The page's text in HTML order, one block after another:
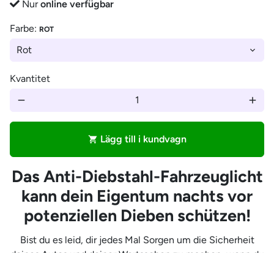
Nuronline verfügbar
Farbe: ROT
Kvantitet
remove add
shopping_cart Lägg till i kundvagn
Das Anti-Diebstahl-Fahrzeuglicht
kann dein Eigentum nachts vor
potenziellen Dieben schützen!
Bist du es leid, dir jedes Mal Sorgen um die Sicherheit